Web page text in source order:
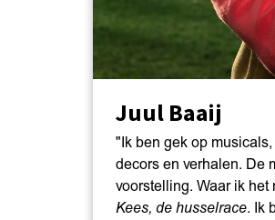
Juul Baaij
"Ik ben gek op
decors en verhalen. De
voorstelling. Waar ik
Kees, de husselrace. Ik